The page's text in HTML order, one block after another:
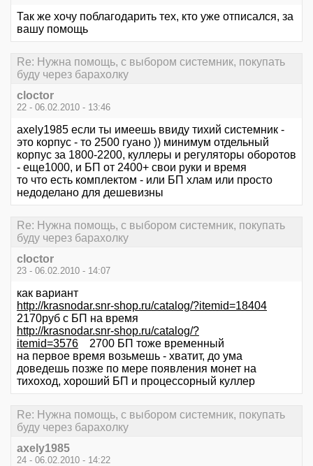
Так же хочу поблагодарить тех, кто уже отписался, за
вашу помощь
Re: Нужна помощь, с выбором системник, покупать
буду через барахолку
cloctor
22 - 06.02.2010 - 13:46
axely1985 если ты имеешь ввиду тихий системник -
это корпус - то 2500 гуано )) минимум отдельный
корпус за 1800-2200, куллеры и регуляторы оборотов
- еще1000, и БП от 2400+ свои руки и время
то что есть комплектом - или БП хлам или просто
недоделано для дешевизны
Re: Нужна помощь, с выбором системник, покупать
буду через барахолку
cloctor
23 - 06.02.2010 - 14:07
как вариант
http://krasnodar.snr-shop.ru/catalog/?itemid=18404
2170руб с БП на время
http://krasnodar.snr-shop.ru/catalog/?
itemid=3576 2700 БП тоже временный
на первое время возьмешь - хватит, до ума
доведешь позже по мере появления монет на
тихоход, хороший БП и процессорный куллер
Re: Нужна помощь, с выбором системник, покупать
буду через барахолку
axely1985
24 - 06.02.2010 - 14:22